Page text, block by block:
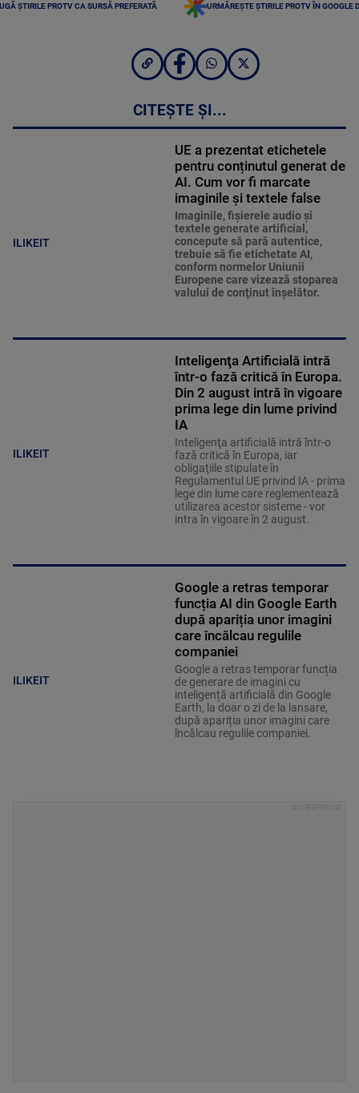
ȘTIRILE PROTV CA SURSĂ PREFERATĂ URMĂREȘTE ȘTIRILE PROTV ÎN GOOGLE
CITEȘTE ȘI...
ILIKEIT
UE a prezentat etichetele
pentru conținutul generat de
AI. Cum vor fi marcate
imaginile și textele false
Imaginile, fişierele audio şi
textele generate artificial,
concepute să pară autentice,
trebuie să fie etichetate AI,
conform normelor Uniunii
Europene care vizează stoparea
valului de conţinut înşelător.
ILIKEIT
Inteligenţa Artificială intră
într-o fază critică în Europa.
Din 2 august intră în vigoare
prima lege din lume privind
IA
Inteligenţa artificială intră într-o
fază critică în Europa, iar
obligaţiile stipulate în
Regulamentul UE privind IA - prima
lege din lume care reglementează
utilizarea acestor sisteme - vor
intra în vigoare în 2 august.
ILIKEIT
Google a retras temporar
funcția AI din Google Earth
după apariția unor imagini
care încălcau regulile
companiei
Google a retras temporar funcția
de generare de imagini cu
inteligență artificială din Google
Earth, la doar o zi de la lansare,
după apariția unor imagini care
încălcau regulile companiei.